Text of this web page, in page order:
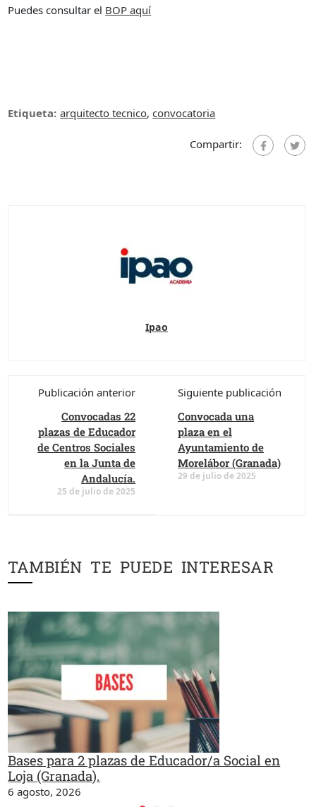
Puedes consultar el BOP aquí
Etiqueta: arquitecto tecnico,convocatoria
Compartir:
Ipao
Publicación anterior
Convocadas 22
plazas de Educador
de Centros Sociales
en la Junta de
Andalucía.
25 de julio de 2025
Siguiente publicación
Convocada una
plaza en el
Ayuntamiento de
Morelábor (Granada)
29 de julio de 2025
TAMBIÉN TE PUEDE INTERESAR
Bases para 2 plazas de Educador/a Social en
Loja (Granada).
6 agosto, 2026